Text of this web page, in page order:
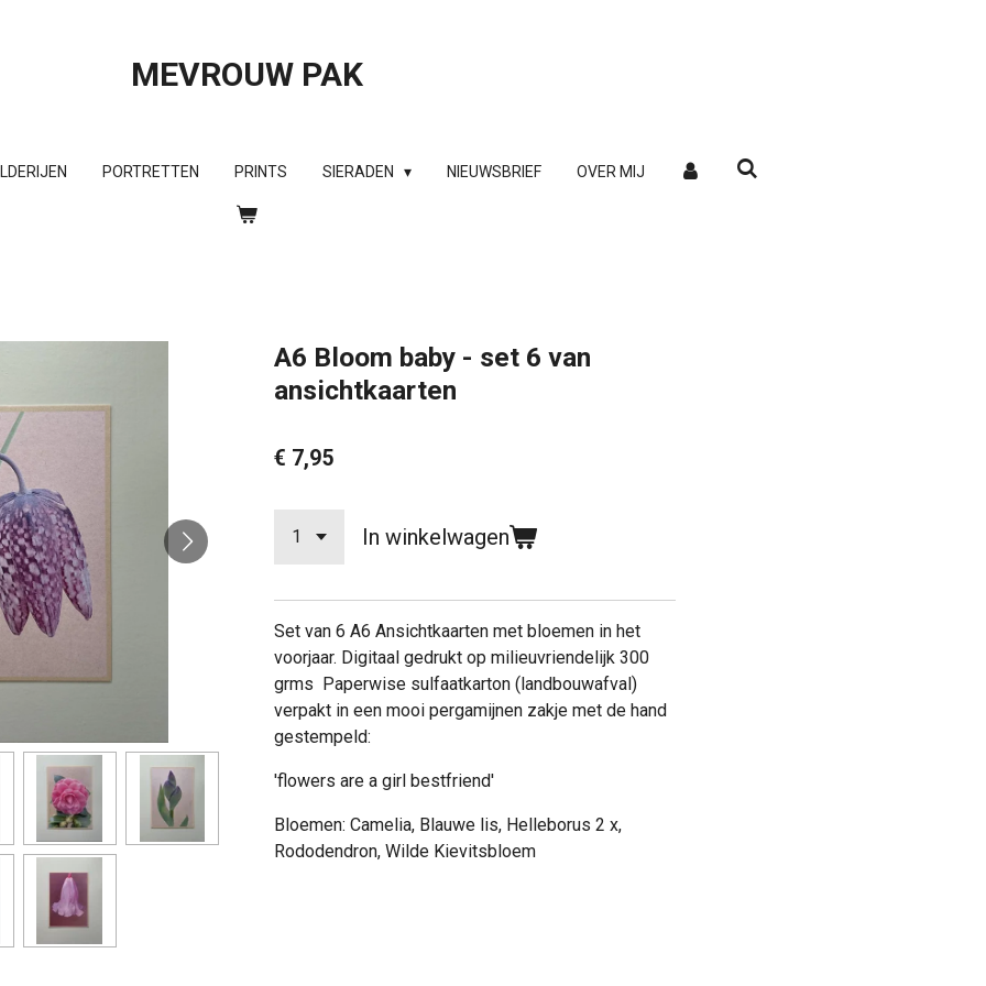
MEVROUW PAK
PORTRETTEN PRINTS SIERADEN NIEUWSBRIEF OVER MIJ
A6 Bloom baby - set 6 van
ansichtkaarten
€ 7,95
In winkelwagen
Set van 6 A6 Ansichtkaarten met bloemen in het
voorjaar. Digitaal gedrukt op milieuvriendelijk 300
grms Paperwise sulfaatkarton (landbouwafval)
verpakt in een mooi pergamijnen zakje met de hand
gestempeld:
'flowers are a girl bestfriend'
Bloemen: Camelia, Blauwe lis, Helleborus 2 x,
Rododendron, Wilde Kievitsbloem